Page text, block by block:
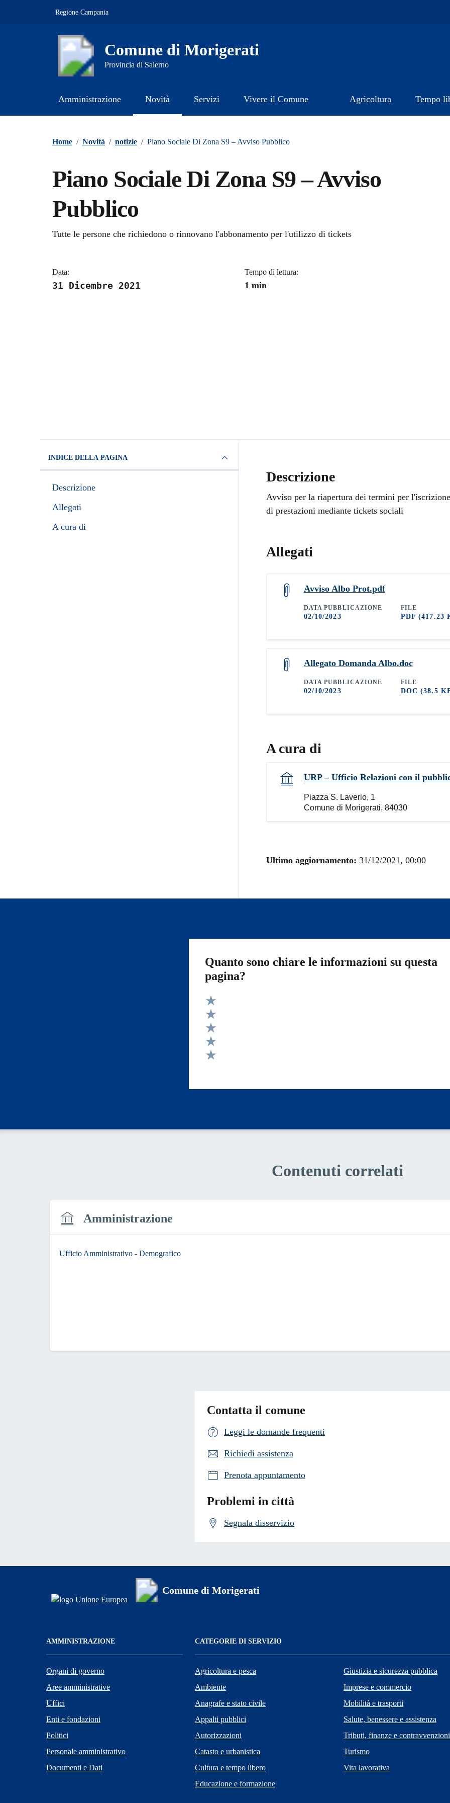
Regione Campania
Comune di Morigerati
Provincia di Salerno
Amministrazione Novità Servizi Vivere il Comune Agricoltura Tempo
Home / Novità / notizie / Piano Sociale Di Zona S9 – Avviso Pubblico
Piano Sociale Di Zona S9 – Avviso
Pubblico
Dettagli della notizia
Tutte le persone che richiedono o rinnovano l'abbonamento per l'utilizzo di tickets
Data:
31 Dicembre 2021
Tempo di lettura:
1 min
INDICE DELLA PAGINA
Descrizione
Allegati
A cura di
Descrizione
Avviso per la riapertura dei termini per
di prestazioni mediante tickets sociali
Allegati
Avviso Albo Prot.pdf
DATA PUBBLICAZIONE
02/10/2023
FILE
PDF(417.23
Allegato Domanda Albo.doc
DATA PUBBLICAZIONE
02/10/2023
FILE
DOC(38.5
A cura di
URP – Ufficio Relazioni con il
Piazza S. Laverio, 1
Comune di Morigerati, 84030
Ultimo aggiornamento: 31/12/2021, 00:00
Quanto sono chiare le informazioni su questa
pagina?
Valuta 5 stelle su 5
Valuta 4 stelle su 5
Valuta 3 stelle su 5
Valuta 2 stelle su 5
Contenuti correlati
Amministrazione
Ufficio Amministrativo - Demografico
Contatta il comune
Leggi le domande frequenti
Richiedi assistenza
Prenota appuntamento
Problemi in città
Segnala disservizio
Comune di Morigerati
AMMINISTRAZIONE
Organi di governo
Aree amministrative
Uffici
Enti e fondazioni
Politici
Personale amministrativo
Documenti e Dati
CATEGORIE DI SERVIZIO
Agricoltura e pesca
Ambiente
Anagrafe e stato civile
Appalti pubblici
Autorizzazioni
Catasto e urbanistica
Cultura e tempo libero
Educazione e formazione
Giustizia e sicurezza pubblica
Imprese e commercio
Mobilità e trasporti
Salute, benessere e assistenza
Tributi, finanze e contravvenzioni
Turismo
Vita lavorativa